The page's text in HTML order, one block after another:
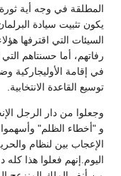
المطلقة في وجه أية
يكون تثبيت سيادة
السيئات التي اقترفها
رفاتهم، أما حسنتاهم
في إقامة الأوليجاركية
توسيع القاعدة الانتخابية.
وجعلوا من دار الرجل
و "أخطاء الظلم"
الإعجاب بين لنظام
اليوم.إنهم فعلوا هذا